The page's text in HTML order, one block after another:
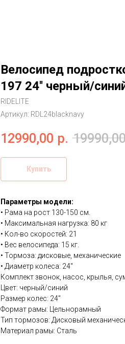
Велосипед
197 24'' черный/
RIDELITE
Артикул: RDL24blacknavy
12990,00 р.
Купить
Параметры модели:
• Рама на рост 130-150 см.
• Максимальная нагрузка: 80 кг
• Кол-во скоростей: 21
• Вес велосипеда: 15 кг.
• Тормоза: дисковые, механические
• Диаметр колеса: 24''
Комплект звонок, насос, крылья,
Цвет: черный/синий
Размер колес: 24''
Формат рамы: Цельнорамный
Тип тормозов: Дисковый
Материал рамы: Сталь